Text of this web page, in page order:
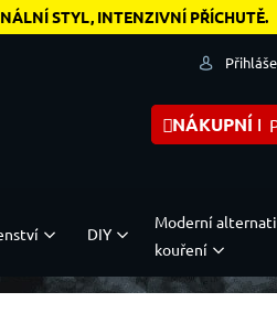
STYL, INTENZIVNÍ PŘÍCHUTĚ.
NÁKUPNÍ
DIY
Moderní
kouření